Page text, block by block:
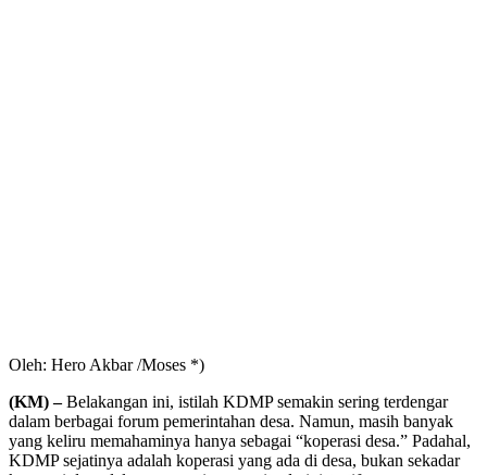
Oleh: Hero Akbar /Moses *)
(KM) –Belakangan ini, istilah KDMP semakin sering terdengar
dalam berbagai forum pemerintahan desa. Namun, masih banyak
yang keliru memahaminya hanya sebagai “koperasi desa.” Padahal,
KDMP sejatinya adalah koperasi yang ada di desa, bukan sekadar